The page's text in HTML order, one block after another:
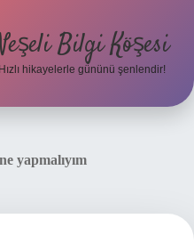
Bilgi Köşesi
Hızlı hikayelerle gününü şenlendir!
yapmalıyım